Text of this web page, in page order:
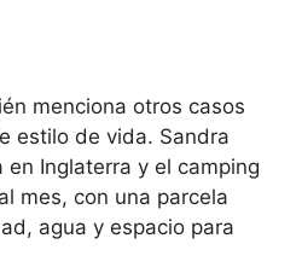
menciona otros casos
estilo de vida. Sandra
en Inglaterra y el camping
mes, con una parcela
agua y espacio para